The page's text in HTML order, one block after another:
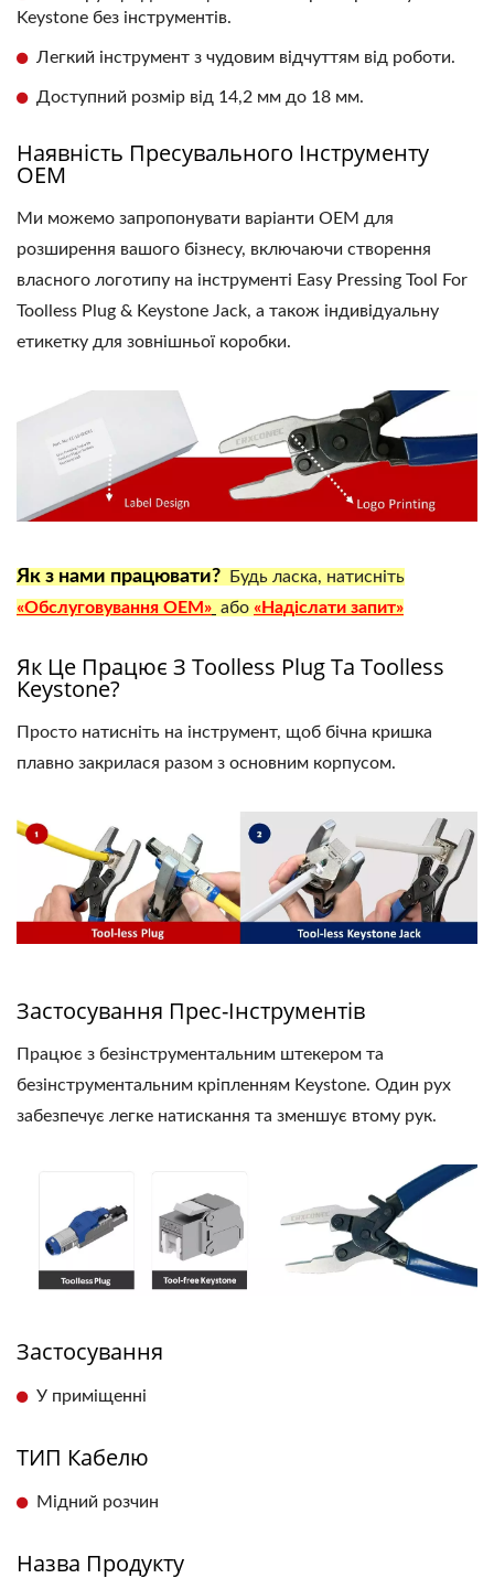
Keystone без інструментів.
Легкий інструмент з чудовим відчуттям від роботи.
Доступний розмір від 14,2 мм до 18 мм.
Наявність Пресувального Інструменту
OEM
Ми можемо запропонувати варіанти OEM для
розширення вашого бізнесу, включаючи створення
власного логотипу на інструменті Easy Pressing Tool For
Toolless Plug & Keystone Jack, а також індивідуальну
етикетку для зовнішньої коробки.
Як з нами працювати?
Будь ласка, натисніть
«Обслуговування OEM» або «Надіслати запит»
Як Це Працює З Toolless Plug Та Toolless
Keystone?
Просто натисніть на інструмент, щоб бічна кришка
плавно закрилася разом з основним корпусом.
Застосування Прес-Інструментів
Працює з безінструментальним штекером та
безінструментальним кріпленням Keystone. Один рух
забезпечує легке натискання та зменшує втому рук.
Застосування
У приміщенні
ТИП Кабелю
Мідний розчин
Назва Продукту